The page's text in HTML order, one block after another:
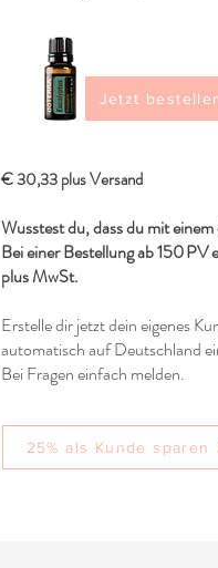
Jetzt
€ 30,33 plus Versand
Wusstest du, dass du mit
Bei einer Bestellung ab 150
plus MwSt.
Erstelle dir jetzt dein eigenes
automatisch auf Deutschland
Bei Fragen einfach melden.
25% als Kunde sparen